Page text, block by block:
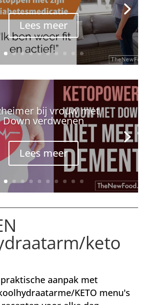
Lees meer
bij vrouw met
Down verdwenen
Lees meer
keto
aanpak met
KETO menu's